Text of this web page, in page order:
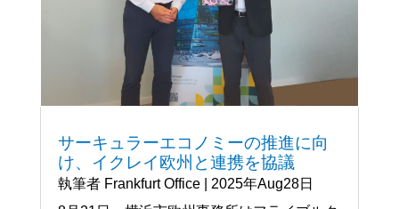
サーキュラーエコノミーの推進に向
け、イクレイ欧州と連携を協議
執筆者 Frankfurt Office| 2025年Aug28日